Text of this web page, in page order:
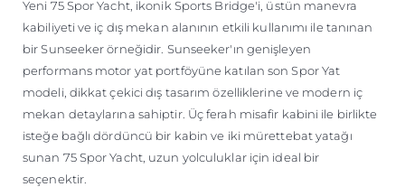
Yeni 75 Spor Yacht, ikonik Sports Bridge'i, üstün manevra
kabiliyeti ve iç dış mekan alanının etkili kullanımı ile tanınan
bir Sunseeker örneğidir. Sunseeker'ın genişleyen
performans motor yat portföyüne katılan son Spor Yat
modeli, dikkat çekici dış tasarım özelliklerine ve modern iç
mekan detaylarına sahiptir. Üç ferah misafir kabini ile birlikte
isteğe bağlı dördüncü bir kabin ve iki mürettebat yatağı
sunan 75 Spor Yacht, uzun yolculuklar için ideal bir
seçenektir.